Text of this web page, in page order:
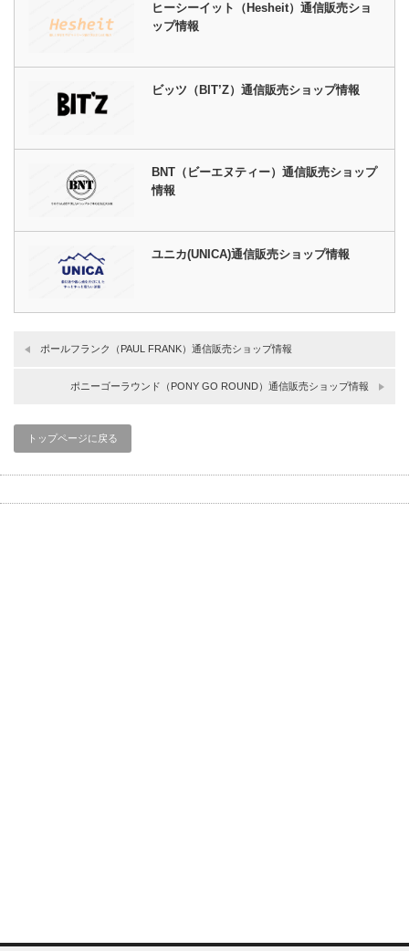
ヒーシーイット（Hesheit）通信販売ショ
ップ情報
ビッツ（BIT’Z）通信販売ショップ情報
BNT（ビーエヌティー）通信販売ショップ
情報
ユニカ(UNICA)通信販売ショップ情報
ポールフランク（PAUL FRANK）通信販売ショップ情報
ポニーゴーラウンド（PONY GO ROUND）通信販売ショップ情報
トップページに戻る